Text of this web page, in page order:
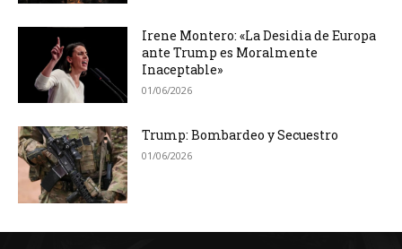
Irene Montero: «La Desidia de Europa
ante Trump es Moralmente
Inaceptable»
01/06/2026
Trump: Bombardeo y Secuestro
01/06/2026